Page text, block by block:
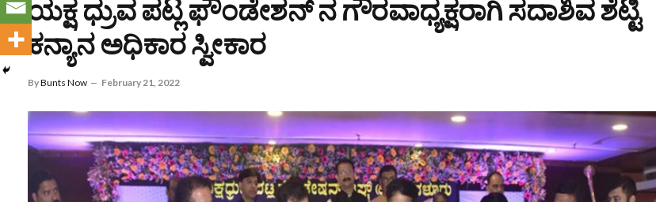
ಯಕ್ಷ ಧ್ರುವ ಪಟ್ಲ ಫೌಂಡೇಶನ್ ನ ಗೌರವಾಧ್ಯಕ್ಷರಾಗಿ ಸದಾಶಿವ ಶೆಟ್ಟಿ
ಕನ್ಯಾನ ಅಧಿಕಾರ ಸ್ವೀಕಾರ
ByBunts Now February 21, 2022